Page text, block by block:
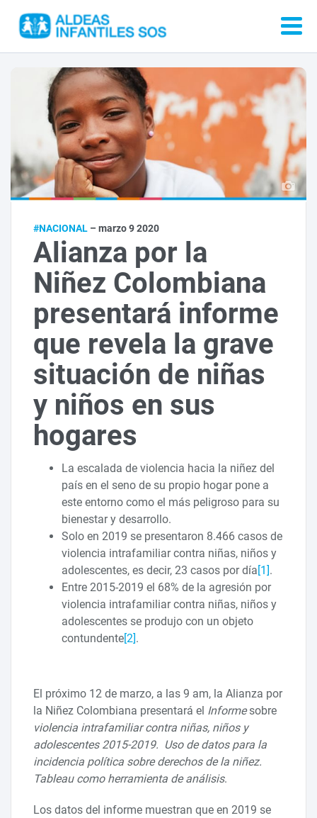
#NACIONAL – marzo 9 2020
Alianza por la
Niñez Colombiana
presentará informe
que revela la grave
situación de niñas
y niños en sus
hogares
La escalada de violencia hacia la niñez del
país en el seno de su propio hogar pone a
este entorno como el más peligroso para su
bienestar y desarrollo.
Solo en 2019 se presentaron 8.466 casos de
violencia intrafamiliar contra niñas, niños y
adolescentes, es decir, 23 casos por día[1].
Entre 2015-2019 el 68% de la agresión por
violencia intrafamiliar contra niñas, niños y
adolescentes se produjo con un objeto
contundente[2].
El próximo 12 de marzo, a las 9 am, la Alianza por
la Niñez Colombiana presentará el Informesobre
violencia intrafamiliar contra niñas, niños y
adolescentes 2015-2019. Uso de datos para la
incidencia política sobre derechos de la niñez.
Tableau como herramienta de análisis.
Los datos del informe muestran que en 2019 se